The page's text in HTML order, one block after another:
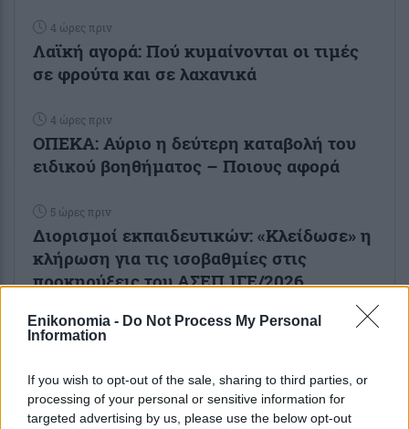
Enikonomia - Do Not Process My Personal
Information
If you wish to opt-out of the sale, sharing to third parties, or
processing of your personal or sensitive information for
targeted advertising by us, please use the below opt-out
4 ώρες πριν
Λαϊκή αγορά: Πού κυμαίνονται οι τιμές
σε φρούτα και σε λαχανικά
4 ώρες πριν
ΟΠΕΚΑ: Αύριο η δεύτερη καταβολή του
ειδικού βοηθήματος – Ποιους αφορά
5 ώρες πριν
Διορισμοί εκπαιδευτικών: «Κλείδωσε» η
κλήρωση για τις ισοβαθμίες στις
προκηρύξεις του ΑΣΕΠ 1ΓΕ/2026...
ENIKOS NETWORK